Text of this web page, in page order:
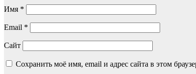
Имя *
Email *
Сайт
Сохранить моё имя, email и адрес сайта в этом